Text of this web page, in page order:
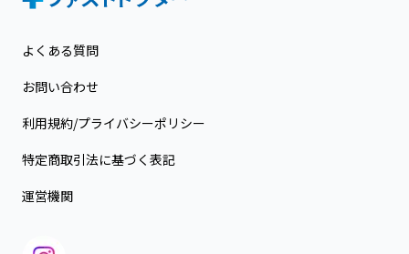
よくある質問
お問い合わせ
利用規約/プライバシーポリシー
特定商取引法に基づく表記
運営機関